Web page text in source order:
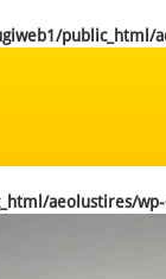
aeolustires/